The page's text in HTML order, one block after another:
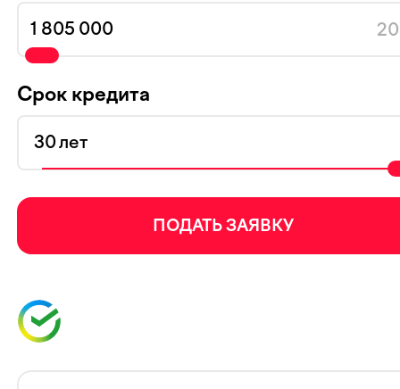
20
Срок кредита
лет
ПОДАТЬ ЗАЯВКУ